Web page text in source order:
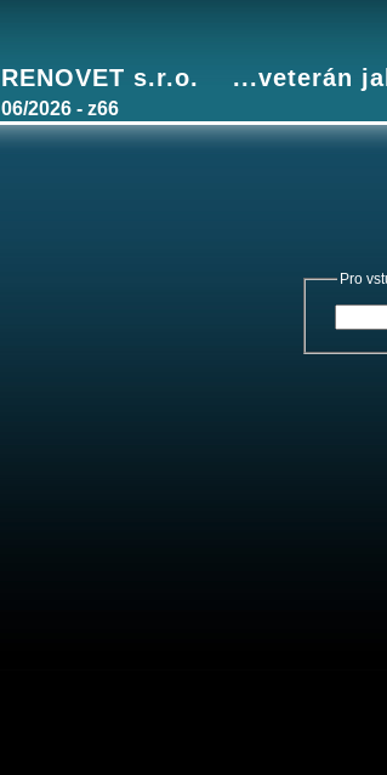
RENOVET s.r.o. ...veterán
06/2026 - z66
Pro